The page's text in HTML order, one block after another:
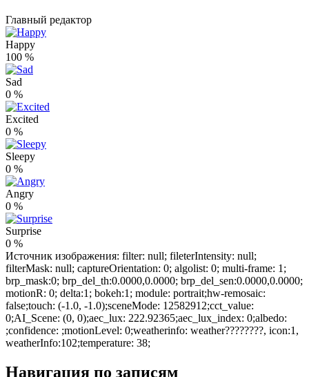
Главный редактор
Happy
100 %
Sad
0 %
Excited
0 %
Sleepy
0 %
Angry
0 %
Surprise
0 %
Источник изображения: filter: null; fileterIntensity: null;
filterMask: null; captureOrientation: 0; algolist: 0; multi-frame: 1;
brp_mask:0; brp_del_th:0.0000,0.0000; brp_del_sen:0.0000,0.0000;
motionR: 0; delta:1; bokeh:1; module: portrait;hw-remosaic:
false;touch: (-1.0, -1.0);sceneMode: 12582912;cct_value:
0;AI_Scene: (0, 0);aec_lux: 222.92365;aec_lux_index: 0;albedo:
;confidence: ;motionLevel: 0;weatherinfo: weather????????, icon:1,
weatherInfo:102;temperature: 38;
Навигация по записям